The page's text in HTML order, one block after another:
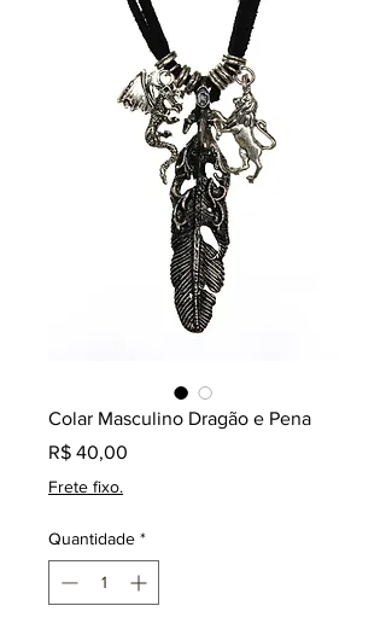
Colar Masculino Dragão e Pena
R$ 40,00
Frete fixo.
Quantidade *